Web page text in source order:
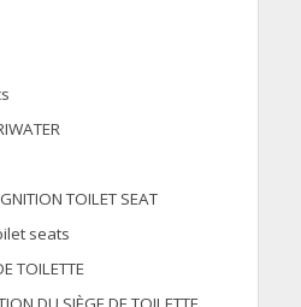
TOILET SEAT
seats
TOILETTE